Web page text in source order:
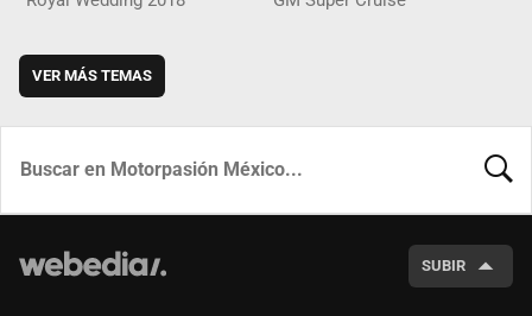
VER MÁS TEMAS
SUBIR